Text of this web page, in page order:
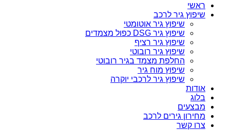
ראשי
שיפוץ גיר לרכב
שיפוץ גיר אוטומטי
שיפוץ גיר DSG כפול מצמדים
שיפוץ גיר רציף
שיפוץ גיר רובוטי
החלפת מצמד בגיר רובוטי
שיפוץ מוח גיר
שיפוץ גיר לרכבי יוקרה
אודות
בלוג
מבצעים
מחירון גירים לרכב
צרו קשר